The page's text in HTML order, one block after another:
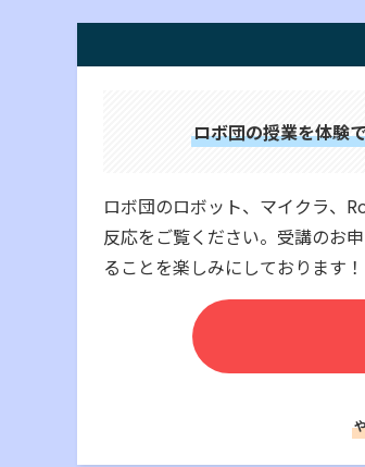
ロボ団の授業を体験
ロボ団のロボット、マイクラ、
反応をご覧ください。受講のお
ることを楽しみにしております！